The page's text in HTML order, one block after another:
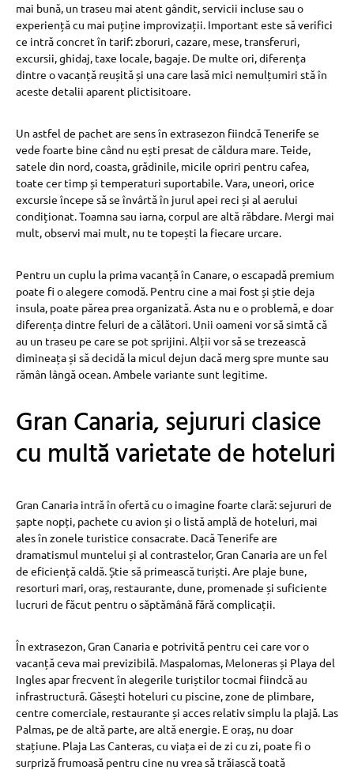
mai bună, un traseu mai atent gândit, servicii incluse sau o
experiență cu mai puține improvizații. Important este să verifici
ce intră concret în tarif: zboruri, cazare, mese, transferuri,
excursii, ghidaj, taxe locale, bagaje. De multe ori, diferența
dintre o vacanță reușită și una care lasă mici nemulțumiri stă în
aceste detalii aparent plictisitoare.
Un astfel de pachet are sens în extrasezon fiindcă Tenerife se
vede foarte bine când nu ești presat de căldura mare. Teide,
satele din nord, coasta, grădinile, micile opriri pentru cafea,
toate cer timp și temperaturi suportabile. Vara, uneori, orice
excursie începe să se învârtă în jurul apei reci și al aerului
condiționat. Toamna sau iarna, corpul are altă răbdare. Mergi mai
mult, observi mai mult, nu te topești la fiecare urcare.
Pentru un cuplu la prima vacanță în Canare, o escapadă premium
poate fi o alegere comodă. Pentru cine a mai fost și știe deja
insula, poate părea prea organizată. Asta nu e o problemă, e doar
diferența dintre feluri de a călători. Unii oameni vor să simtă că
au un traseu pe care se pot sprijini. Alții vor să se trezească
dimineața și să decidă la micul dejun dacă merg spre munte sau
rămân lângă ocean. Ambele variante sunt legitime.
Gran Canaria, sejururi clasice
cu multă varietate de hoteluri
Gran Canaria intră în ofertă cu o imagine foarte clară: sejururi de
șapte nopți, pachete cu avion și o listă amplă de hoteluri, mai
ales în zonele turistice consacrate. Dacă Tenerife are
dramatismul muntelui și al contrastelor, Gran Canaria are un fel
de eficiență caldă. Știe să primească turiști. Are plaje bune,
resorturi mari, oraș, restaurante, dune, promenade și suficiente
lucruri de făcut pentru o săptămână fără complicații.
În extrasezon, Gran Canaria e potrivită pentru cei care vor o
vacanță ceva mai previzibilă. Maspalomas, Meloneras și Playa del
Ingles apar frecvent în alegerile turiștilor tocmai fiindcă au
infrastructură. Găsești hoteluri cu piscine, zone de plimbare,
centre comerciale, restaurante și acces relativ simplu la plajă. Las
Palmas, pe de altă parte, are altă energie. E oraș, nu doar
stațiune. Plaja Las Canteras, cu viața ei de zi cu zi, poate fi o
surpriză frumoasă pentru cine nu vrea să trăiască toată